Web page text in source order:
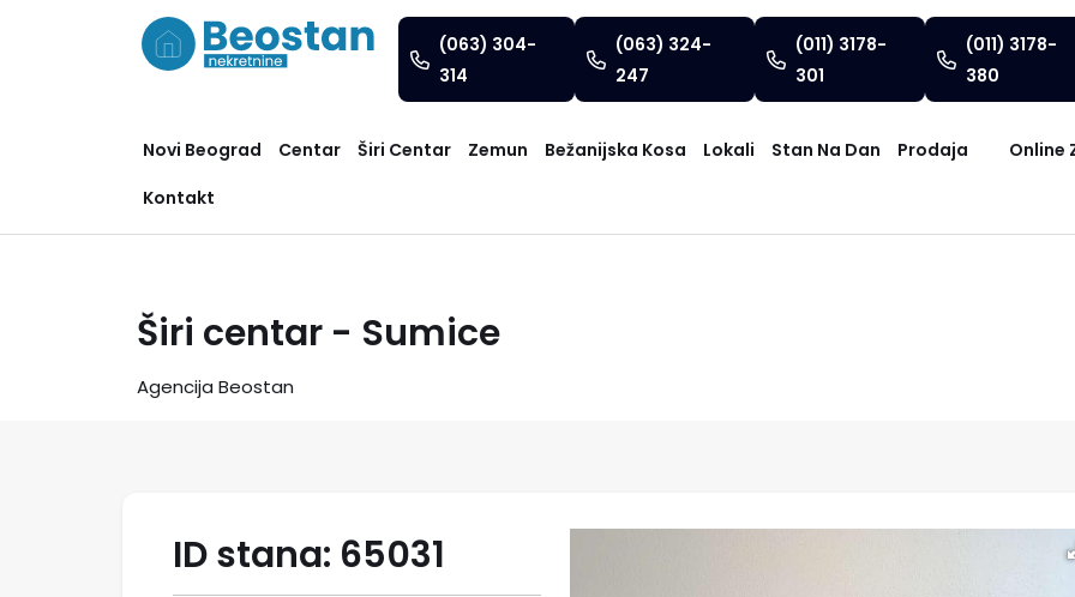
(063) 304-
314
(063) 324-
247
(011) 3178-
301
(011) 3178-
380
Novi Beograd Centar Širi Centar Zemun Bežanijska Kosa Lokali Stan Na Dan Prodaja
Online
Kontakt
Širi centar - Sumice
Agencija Beostan
ID stana: 65031